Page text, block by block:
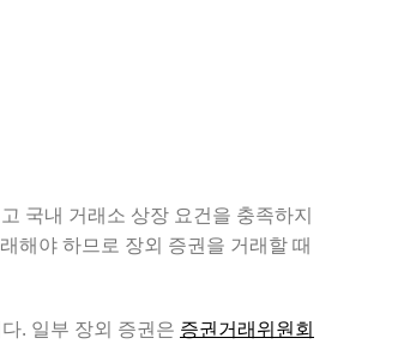
국내 거래소 상장 요건을 충족하지
해야 하므로 장외 증권을 거래할 때
. 일부 장외 증권은 증권거래위원회